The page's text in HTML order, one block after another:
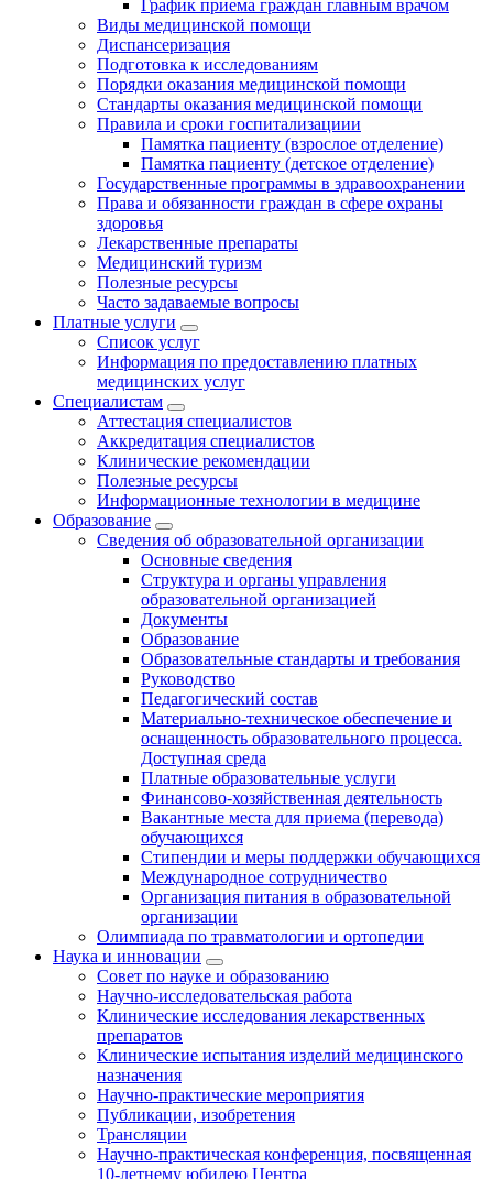
График приема граждан главным врачом
Виды медицинской помощи
Диспансеризация
Подготовка к исследованиям
Порядки оказания медицинской помощи
Стандарты оказания медицинской помощи
Правила и сроки госпитализациии
Памятка пациенту (взрослое отделение)
Памятка пациенту (детское отделение)
Государственные программы в здравоохранении
Права и обязанности граждан в сфере охраны
здоровья
Лекарственные препараты
Медицинский туризм
Полезные ресурсы
Часто задаваемые вопросы
Платные услуги
Список услуг
Информация по предоставлению платных
медицинских услуг
Специалистам
Аттестация специалистов
Аккредитация специалистов
Клинические рекомендации
Полезные ресурсы
Информационные технологии в медицине
Образование
Сведения об образовательной организации
Основные сведения
Структура и органы управления
образовательной организацией
Документы
Образование
Образовательные стандарты и требования
Руководство
Педагогический состав
Материально-техническое обеспечение и
оснащенность образовательного процесса.
Доступная среда
Платные образовательные услуги
Финансово-хозяйственная деятельность
Вакантные места для приема (перевода)
обучающихся
Стипендии и меры поддержки обучающихся
Международное сотрудничество
Организация питания в образовательной
организации
Олимпиада по травматологии и ортопедии
Наука и инновации
Совет по науке и образованию
Научно-исследовательская работа
Клинические исследования лекарственных
препаратов
Клинические испытания изделий медицинского
назначения
Научно-практические мероприятия
Публикации, изобретения
Трансляции
Научно-практическая конференция, посвященная
10-летнему юбилею Центра